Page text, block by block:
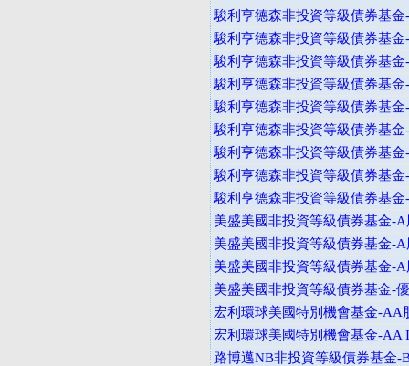
駿利亨德森非投資等級債券基
駿利亨德森非投資等級債券基金
駿利亨德森非投資等級債券基
駿利亨德森非投資等級債券基
駿利亨德森非投資等級債券基
駿利亨德森非投資等級債券基
駿利亨德森非投資等級債券基
駿利亨德森非投資等級債券基
駿利亨德森非投資等級債券基金
美盛美國非投資等級債券基金-
美盛美國非投資等級債券基金-
美盛美國非投資等級債券基金-
美盛美國非投資等級債券基金-
宏利環球美國特別機會基金-AA
宏利環球美國特別機會基金-AA
路博邁NB非投資等級債券基金-